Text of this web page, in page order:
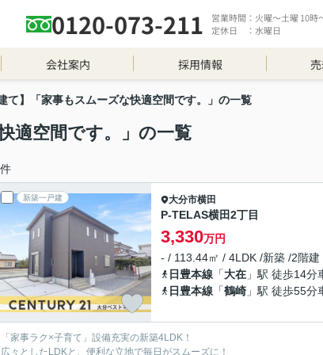
0120-073-211
営業時間：火曜～土曜 10時
定休日 ：水曜日
会社案内 採用情報
建て】「家事もスムーズな快適空間です。」の一覧
適空間です。」の一覧
件
新築一戸建 大分市横田
P-TELAS横田2丁目
3,330万円
- / 113.44㎡ / 4LDK /新築 /2階建
日豊本線 「大在 」駅 徒歩14分
日豊本線 「鶴崎 」駅 徒歩55分
「家事ラク×子育て」設備充実の新築4LDK！
広々としたLDKと、便利な立地で毎日がスムーズに！